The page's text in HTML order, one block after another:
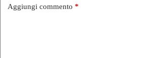
Aggiungi commento *